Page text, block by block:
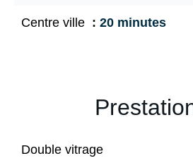
Centre ville 20 minutes
Double vitrage